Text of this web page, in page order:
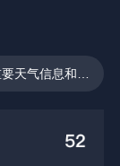
天气信息和生